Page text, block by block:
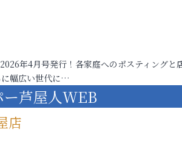
年4月号発行！各家庭へのポスティングと
幅広い世代に…
ー芦屋人WEB
店